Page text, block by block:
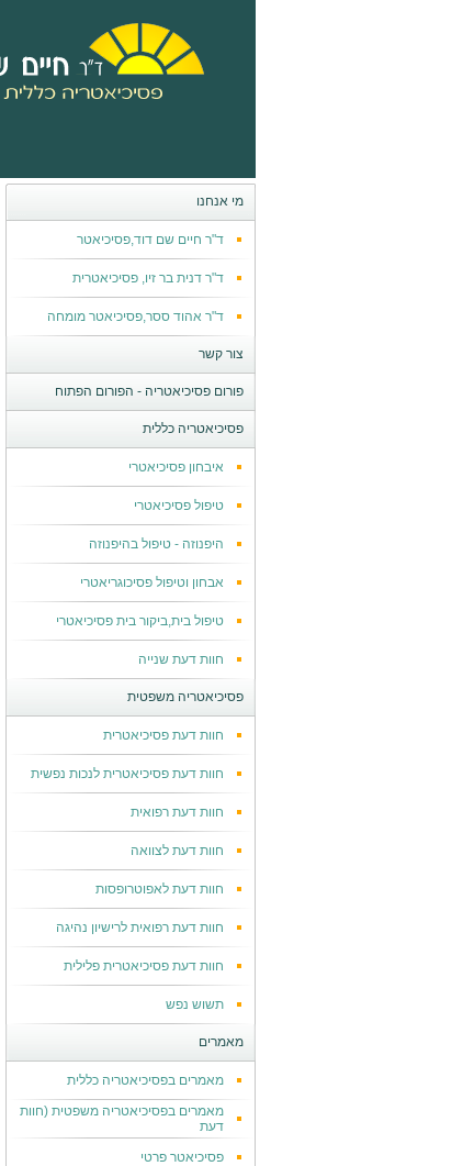
מי אנחנו
ד"ר חיים שם דוד,פסיכיאטר
ד"ר דנית בר זיו, פסיכיאטרית
ד"ר אהוד ססר,פסיכיאטר מומחה
צור קשר
פורום פסיכיאטריה - הפורום הפתוח
פסיכיאטריה כללית
איבחון פסיכיאטרי
טיפול פסיכיאטרי
היפנוזה - טיפול בהיפנוזה
אבחון וטיפול פסיכוגריאטרי
טיפול בית,ביקור בית פסיכיאטרי
חוות דעת שנייה
פסיכיאטריה משפטית
חוות דעת פסיכיאטרית
חוות דעת פסיכיאטרית לנכות נפשית
חוות דעת רפואית
חוות דעת לצוואה
חוות דעת לאפוטרופסות
חוות דעת רפואית לרישיון נהיגה
חוות דעת פסיכיאטרית פלילית
תשוש נפש
מאמרים
מאמרים בפסיכיאטריה כללית
מאמרים בפסיכיאטריה משפטית (חוות
דעת
פסיכיאטר פרטי